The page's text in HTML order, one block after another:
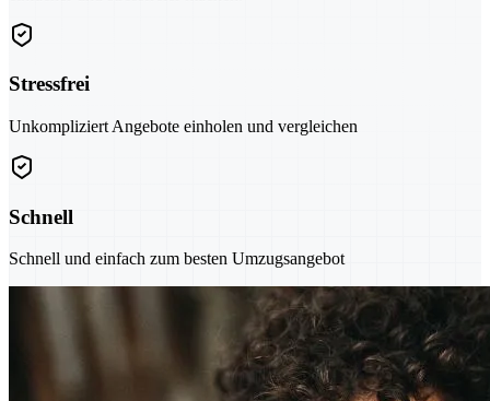
Stressfrei
Unkompliziert Angebote einholen und vergleichen
Schnell
Schnell und einfach zum besten Umzugsangebot